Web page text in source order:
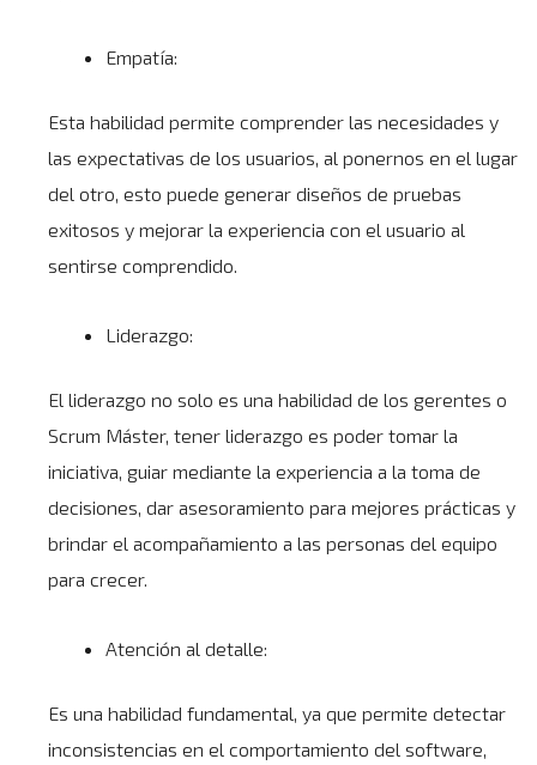
Empatía:
Esta habilidad permite comprender las necesidades y
las expectativas de los usuarios, al ponernos en el lugar
del otro, esto puede generar diseños de pruebas
exitosos y mejorar la experiencia con el usuario al
sentirse comprendido.
Liderazgo:
El liderazgo no solo es una habilidad de los gerentes o
Scrum Máster, tener liderazgo es poder tomar la
iniciativa, guiar mediante la experiencia a la toma de
decisiones, dar asesoramiento para mejores prácticas y
brindar el acompañamiento a las personas del equipo
para crecer.
Atención al detalle:
Es una habilidad fundamental, ya que permite detectar
inconsistencias en el comportamiento del software,